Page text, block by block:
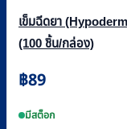
เข็มฉีดยา
(100 ชิ้น/กล่อง)
฿89
มีสต็อก